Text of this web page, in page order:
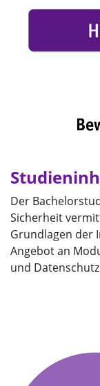
Der
Sicherheit
Grundlagen der
Angebot an
und